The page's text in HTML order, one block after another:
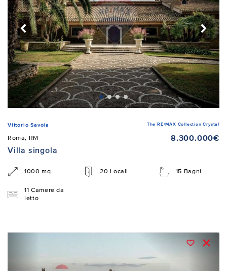
Vittorio Savoia The RE/MAX Collection Crystal
Roma, RM
8.300.000€
Villa singola
1000 mq 20 Locali 15 Bagni
11 Camere da
letto